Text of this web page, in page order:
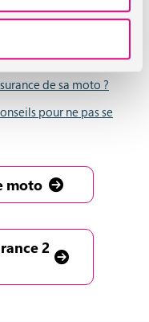
:
quel permis ?
de sa moto ?
pour ne pas se
moto
2